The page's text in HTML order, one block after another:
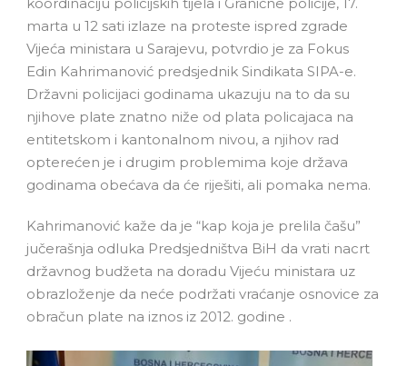
marta u 12 sati izlaze na proteste ispred zgrade
Vijeća ministara u Sarajevu, potvrdio je za Fokus
Edin Kahrimanović predsjednik Sindikata SIPA-e.
Državni policijaci godinama ukazuju na to da su
njihove plate znatno niže od plata policajaca na
entitetskom i kantonalnom nivou, a njihov rad
opterećen je i drugim problemima koje država
godinama obećava da će riješiti, ali pomaka nema.
Kahrimanović kaže da je “kap koja je prelila čašu”
jučerašnja odluka Predsjedništva BiH da vrati nacrt
državnog budžeta na doradu Vijeću ministara uz
obrazloženje da neće podržati vraćanje osnovice za
obračun plate na iznos iz 2012. godine .